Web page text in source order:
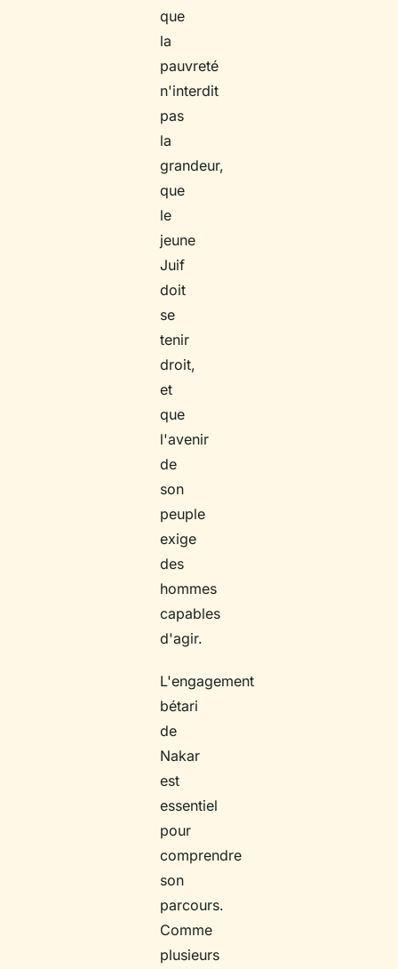
que
la
pauvreté
n'interdit
pas
la
grandeur,
que
le
jeune
Juif
doit
se
tenir
droit,
et
que
l'avenir
de
son
peuple
exige
des
hommes
capables
d'agir.
L'engagement
bétari
de
Nakar
est
essentiel
pour
comprendre
son
parcours.
Comme
plusieurs